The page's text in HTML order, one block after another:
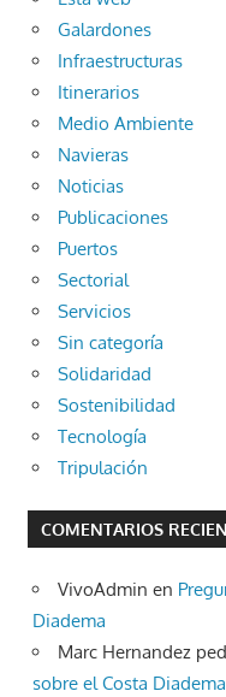
Galardones
Infraestructuras
Itinerarios
Medio Ambiente
Navieras
Noticias
Publicaciones
Puertos
Sectorial
Servicios
Sin categoría
Solidaridad
Sostenibilidad
Tecnología
Tripulación
COMENTARIOS
VivoAdmin en
Diadema
Marc Hernandez
sobre el Costa Diadema